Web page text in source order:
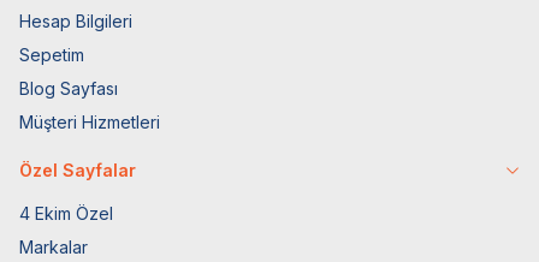
Hesap Bilgileri
Sepetim
Blog Sayfası
Müşteri Hizmetleri
Özel Sayfalar
4 Ekim Özel
Markalar